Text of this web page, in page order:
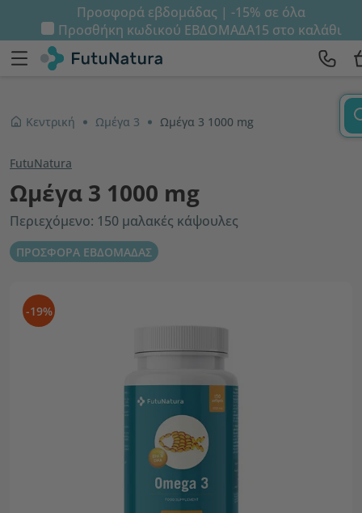
Προσφορά εβδομάδας | -15% σε όλα
Προσθήκη κωδικού ΕΒΔΟΜΑΔΑ15 στο καλάθι
Κεντρική Ωμέγα 3 Ωμέγα 3 1000 mg
FutuNatura
Ωμέγα 3 1000 mg
Περιεχόμενο: 150 μαλακές κάψουλες
ΠΡΟΣΦΟΡΑ ΕΒΔΟΜΑΔΑΣ
-19%